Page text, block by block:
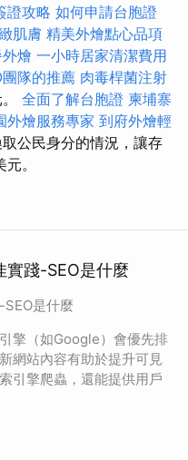
證攻略 如何申請台胞證
肌膚 精美外燴點心品項
燴 一小時居家清潔費用
隊的推薦 肉毒桿菌注射
全面了解台胞證 柬埔寨
外燴服務專家 到府外燴輕
公民身分的情況，讓存
。
實踐-SEO是什麼
是什麼
擎（如Google）會優先排
網站內容有助於提升可見
引擎爬蟲，還能提供用戶